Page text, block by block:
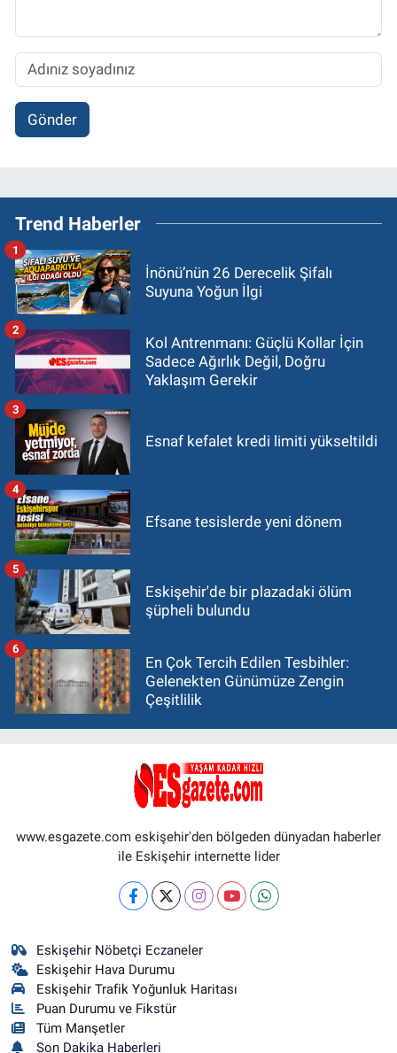
Gönder
Trend Haberler
İnönü’nün 26 Derecelik Şifalı
Suyuna Yoğun İlgi
1
Kol Antrenmanı: Güçlü Kollar İçin
Sadece Ağırlık Değil, Doğru
Yaklaşım Gerekir
2
Esnaf kefalet kredi limiti yükseltildi
3
Efsane tesislerde yeni dönem
4
Eskişehir'de bir plazadaki ölüm
şüpheli bulundu
5
En Çok Tercih Edilen Tesbihler:
Gelenekten Günümüze Zengin
Çeşitlilik
6
www.esgazete.com eskişehir'den bölgeden dünyadan haberler
ile Eskişehir internette lider
Eskişehir Nöbetçi Eczaneler
Eskişehir Hava Durumu
Eskişehir Trafik Yoğunluk Haritası
Puan Durumu ve Fikstür
Tüm Manşetler
Son Dakika Haberleri